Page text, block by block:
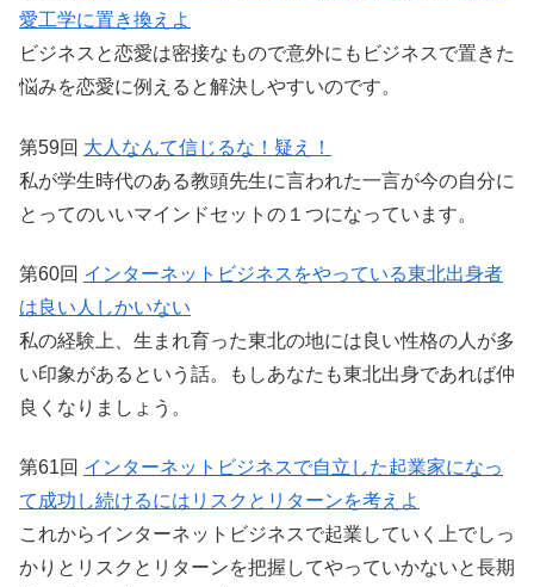
愛工学に置き換えよ
ビジネスと恋愛は密接なもので意外にもビジネスで置きた
悩みを恋愛に例えると解決しやすいのです。
第59回 大人なんて信じるな！疑え！
私が学生時代のある教頭先生に言われた一言が今の自分に
とってのいいマインドセットの１つになっています。
第60回 インターネットビジネスをやっている東北出身者
は良い人しかいない
私の経験上、生まれ育った東北の地には良い性格の人が多
い印象があるという話。もしあなたも東北出身であれば仲
良くなりましょう。
第61回 インターネットビジネスで自立した起業家になっ
て成功し続けるにはリスクとリターンを考えよ
これからインターネットビジネスで起業していく上でしっ
かりとリスクとリターンを把握してやっていかないと長期